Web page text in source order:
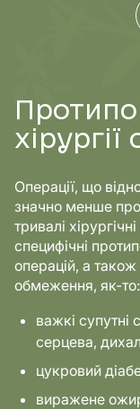
Операції, що
значно менше
тривалі
специфічні
операцій, а також
обмеження, як-то:
важкі супутні
серцева,
цукровий
виражене